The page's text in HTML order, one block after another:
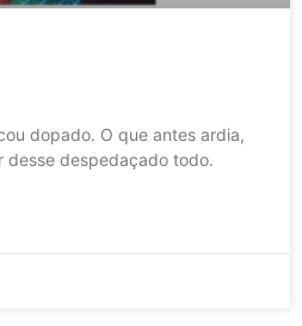
dopado. O que antes ardia,
desse despedaçado todo.